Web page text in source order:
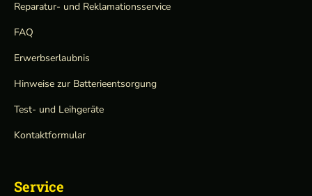
Reparatur- und Reklamationsservice
FAQ
Erwerbserlaubnis
Hinweise zur Batterieentsorgung
Test- und Leihgeräte
Kontaktformular
Service